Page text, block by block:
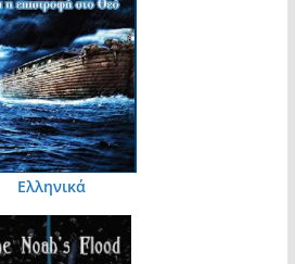
Ελληνικά